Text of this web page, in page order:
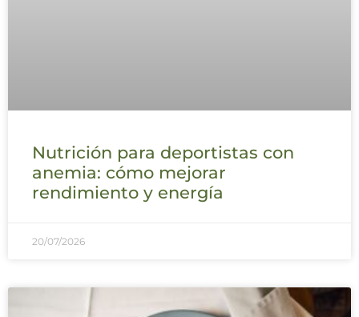
Nutrición para deportistas con
anemia: cómo mejorar
rendimiento y energía
20/07/2026